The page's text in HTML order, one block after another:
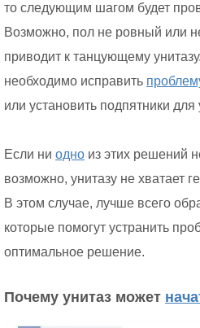
то следующим шагом будет
Возможно, пол не ровный или
приводит к танцующему
необходимо исправить
или установить подпятники для
Если ни одно из этих решений
возможно, унитазу не хватает
В этом случае, лучше всего
которые помогут устранить
оптимальное решение.
Почему унитаз может